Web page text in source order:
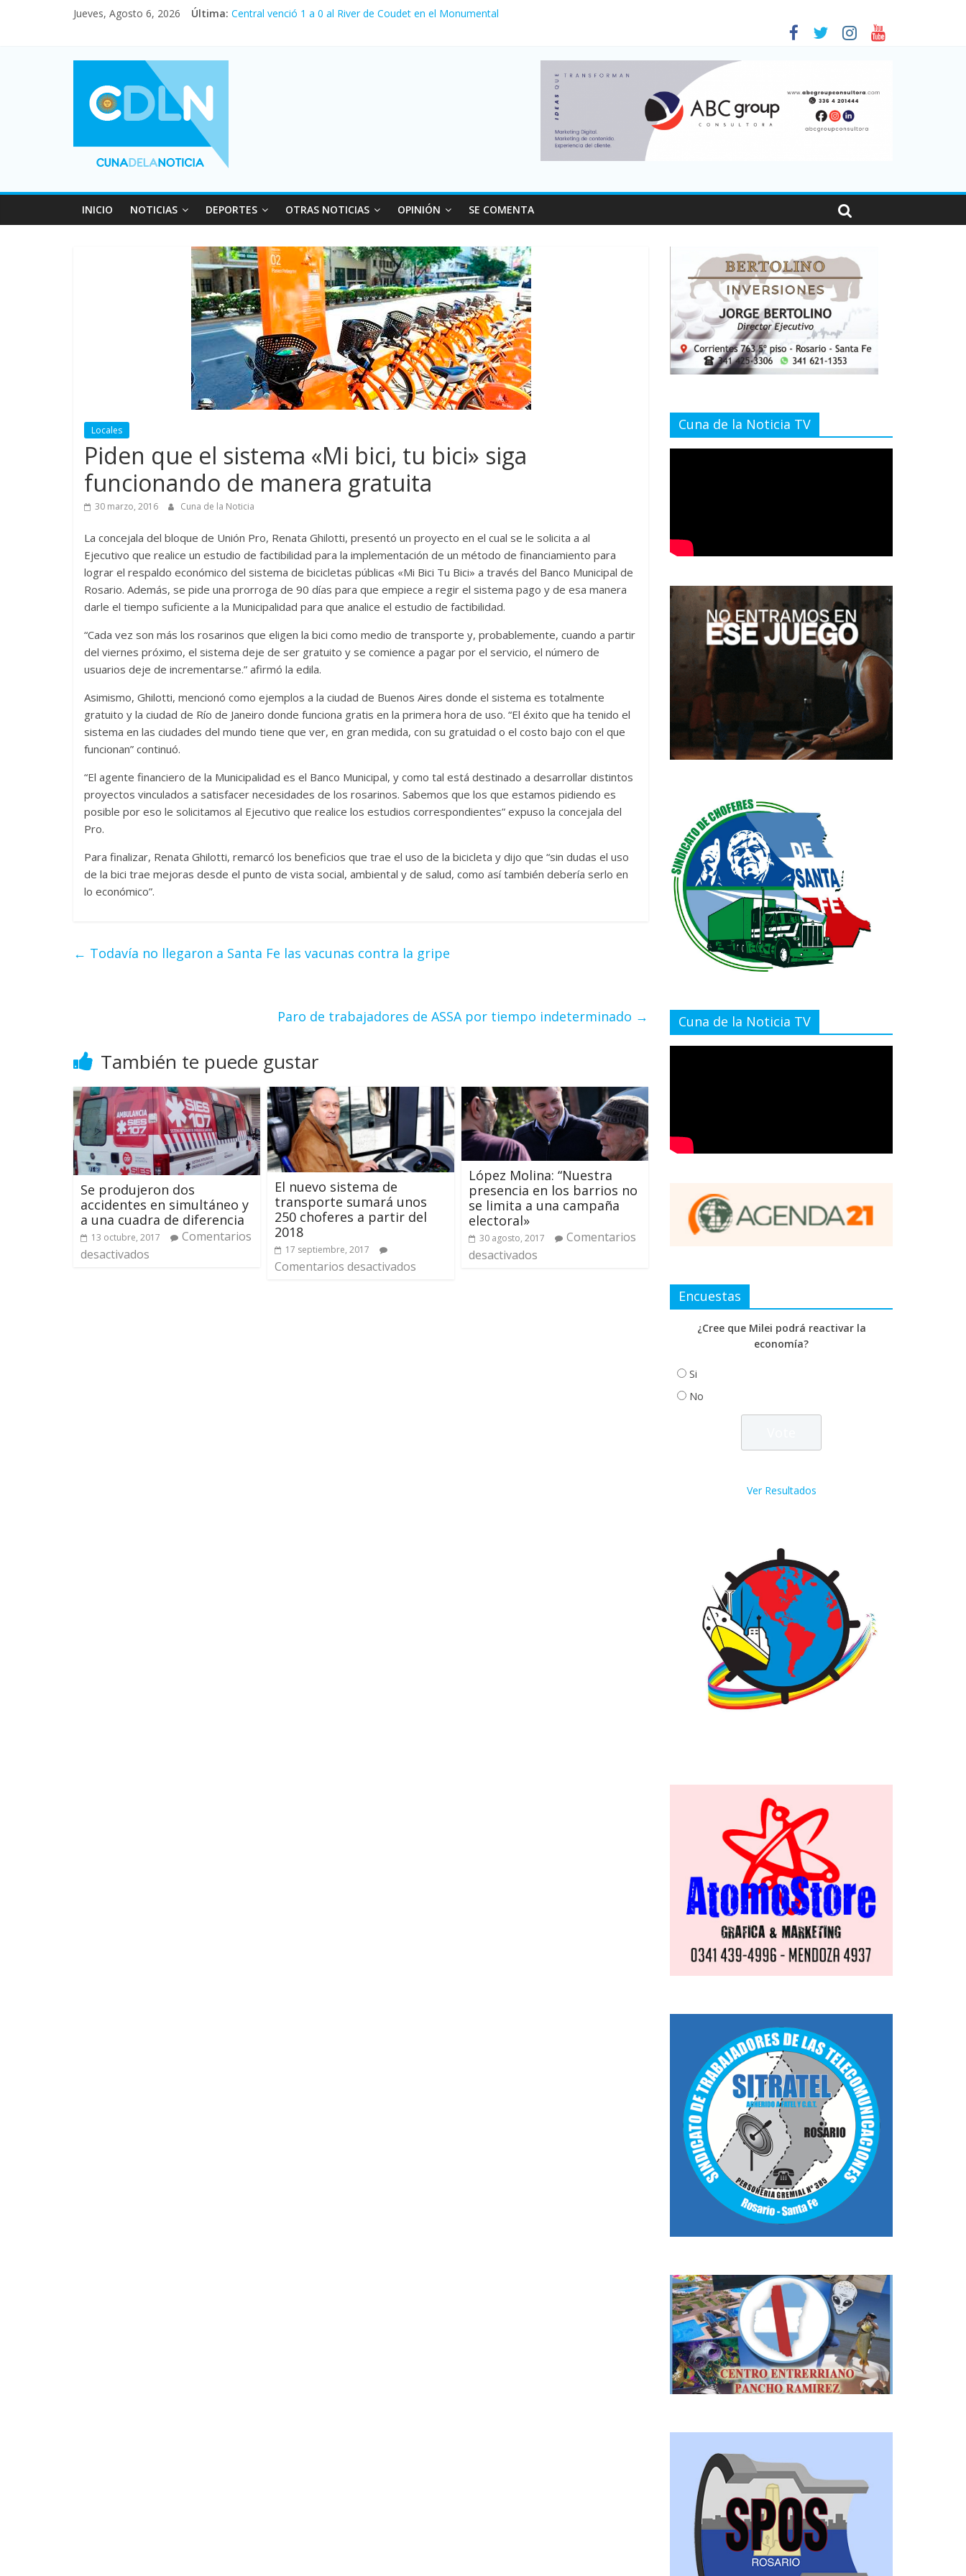
Jueves, Agosto 6, 2026 Última: Central venció 1 a 0 al River de Coudet en el Monumental
Vacaciones de invierno con más movimiento y consumo turístico: 4,6 millones de personas viajaron por el país, un 5,9% más que en 2025
Fuerte caída de la venta de autos usados en julio: bajó un 12,6% interanual
INICIO NOTICIAS DEPORTES OTRAS NOTICIAS OPINIÓN SE COMENTA
Locales
Piden que el sistema «Mi bici, tu bici» siga
funcionando de manera gratuita
30 marzo, 2016 Cuna de la Noticia
La concejala del bloque de Unión Pro, Renata Ghilotti, presentó un proyecto en el cual se le solicita a al
Ejecutivo que realice un estudio de factibilidad para la implementación de un método de financiamiento para
lograr el respaldo económico del sistema de bicicletas públicas «Mi Bici Tu Bici» a través del Banco Municipal de
Rosario. Además, se pide una prorroga de 90 días para que empiece a regir el sistema pago y de esa manera
darle el tiempo suficiente a la Municipalidad para que analice el estudio de factibilidad.
“Cada vez son más los rosarinos que eligen la bici como medio de transporte y, probablemente, cuando a partir
del viernes próximo, el sistema deje de ser gratuito y se comience a pagar por el servicio, el número de
usuarios deje de incrementarse.” afirmó la edila.
Asimismo, Ghilotti, mencionó como ejemplos a la ciudad de Buenos Aires donde el sistema es totalmente
gratuito y la ciudad de Río de Janeiro donde funciona gratis en la primera hora de uso. “El éxito que ha tenido el
sistema en las ciudades del mundo tiene que ver, en gran medida, con su gratuidad o el costo bajo con el que
funcionan” continuó.
“El agente financiero de la Municipalidad es el Banco Municipal, y como tal está destinado a desarrollar distintos
proyectos vinculados a satisfacer necesidades de los rosarinos. Sabemos que los que estamos pidiendo es
posible por eso le solicitamos al Ejecutivo que realice los estudios correspondientes” expuso la concejala del
Pro.
Para finalizar, Renata Ghilotti, remarcó los beneficios que trae el uso de la bicicleta y dijo que “sin dudas el uso
de la bici trae mejoras desde el punto de vista social, ambiental y de salud, como así también debería serlo en
lo económico”.
← Todavía no llegaron a Santa Fe las vacunas contra la gripe
Paro de trabajadores de ASSA por tiempo indeterminado →
También te puede gustar
Se produjeron dos
accidentes en simultáneo y
a una cuadra de diferencia
13 octubre, 2017
Comentarios
desactivados
El nuevo sistema de
transporte sumará unos
250 choferes a partir del
2018
17 septiembre, 2017
Comentarios desactivados
López Molina: “Nuestra
presencia en los barrios no
se limita a una campaña
electoral»
30 agosto, 2017
Comentarios
desactivados
Cuna de la Noticia TV
Cuna de la Noticia TV
Encuestas
¿Cree que Milei podrá reactivar la
economía?
Si
No
Ver Resultados